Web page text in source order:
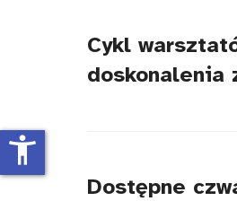
Cykl
doskonalenia
Dostępne
accessibility_new